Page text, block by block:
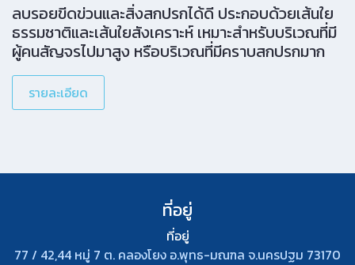
ลบรอยขีดข่วนและสิ่งสกปรกได้ดี ประกอบด้วยเส้นใย
ธรรมชาติและเส้นใยสังเคราะห์ เหมาะสำหรับบริเวณที่มี
ผู้คนสัญจรไปมาสูง หรือบริเวณที่มีคราบสกปรกมาก
รายละเอียด
ที่อยู่
ที่อยู่
77 / 42,44 หมู่ 7 ต. คลองโยง อ.พุทธ-มณฑล จ.นครปฐม 73170